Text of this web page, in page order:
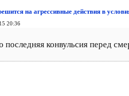
на агрессивные действия в
20:36
последняя конвульсия перед